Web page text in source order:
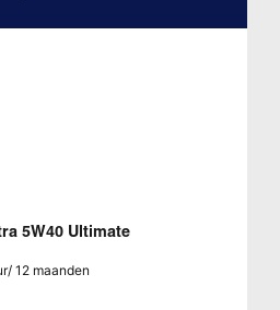
5W40 Ultimate
12 maanden